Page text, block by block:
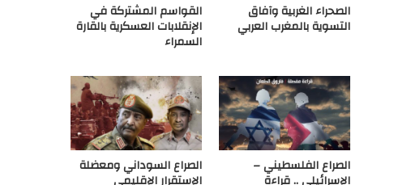
الصحراء الغربية وآفاق
التسوية بالمغرب العربي
القواسم المشتركة في
الإنقلابات العسكرية بالقارة
السمراء
الصراع الفلسطيني – الصراع السوداني ومعضلة